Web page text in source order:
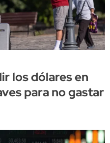
los dólares en
para no gastar